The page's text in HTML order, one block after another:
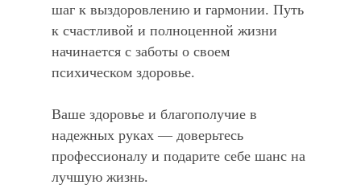
шаг к выздоровлению и гармонии. Путь
к счастливой и полноценной жизни
начинается с заботы о своем
психическом здоровье.
Ваше здоровье и благополучие в
надежных руках — доверьтесь
профессионалу и подарите себе шанс на
лучшую жизнь.